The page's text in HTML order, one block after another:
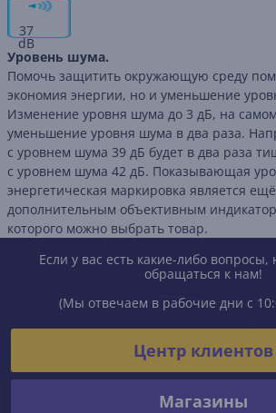
37
dB
Уровень шума.
Помочь защитить окружающую среду
экономия энергии, но и уменьшение
Изменение уровня шума до 3 дБ, на
уменьшение уровня шума в два раза.
с уровнем шума 39 дБ будет в два раза
с уровнем шума 42 дБ. Показывающая
энергетическая маркировка является
дополнительным объективным
которого можно выбрать товар.
Если у вас есть какие-либо вопросы,
обращаться к нам!
(Мы отвечаем в рабочие дни с
Центр клиентов
Магазины